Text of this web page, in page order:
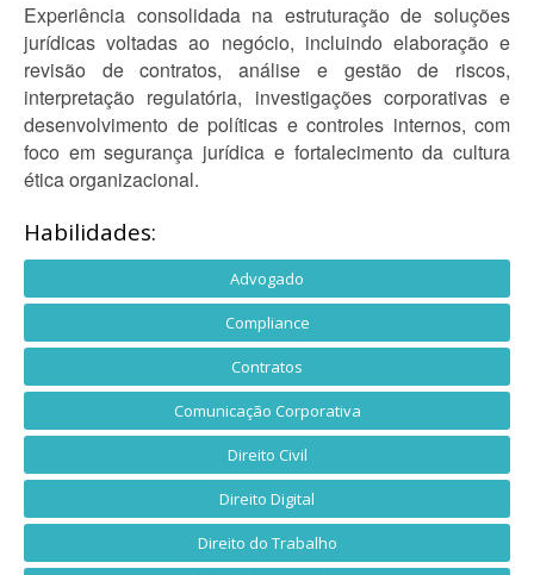
Experiência consolidada na estruturação de soluções
jurídicas voltadas ao negócio, incluindo elaboração e
revisão de contratos, análise e gestão de riscos,
interpretação regulatória, investigações corporativas e
desenvolvimento de políticas e controles internos, com
foco em segurança jurídica e fortalecimento da cultura
ética organizacional.
Habilidades:
Advogado
Compliance
Contratos
Comunicação Corporativa
Direito Civil
Direito Digital
Direito do Trabalho